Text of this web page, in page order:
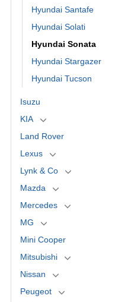
Hyundai Santafe
Hyundai Solati
Hyundai Sonata
Hyundai Stargazer
Hyundai Tucson
Isuzu
KIA
Land Rover
Lexus
Lynk & Co
Mazda
Mercedes
MG
Mini Cooper
Mitsubishi
Nissan
Peugeot